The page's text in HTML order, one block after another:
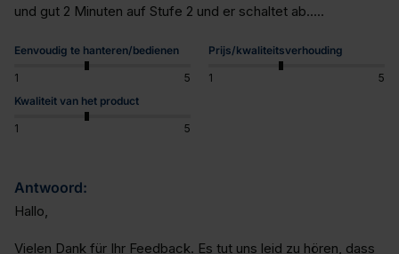
und gut 2 Minuten auf Stufe 2 und er schaltet ab.....
Eenvoudig te hanteren/bedienen
1 5
Prijs/kwaliteitsverhouding
1
5
Kwaliteit van het product
1 5
Antwoord:
Hallo,
Vielen Dank für Ihr Feedback. Es tut uns leid zu hören, dass